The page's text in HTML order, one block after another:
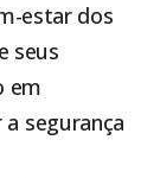
estar dos
seus
em
segurança